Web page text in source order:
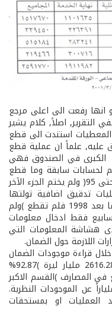
انها رفعت الى اعلى مرجع
اصلاً, كلام يشير
المعطيات استندت الى قطع
يوافق عليه, علماً ان عملية قطع
الكبرى في الصندوق فهي
وحاسم لحسابات سابقة وما قطع
بعد 1992 تمت الموافقة على جزء منه )حتى 95( ولم يختم الجزء الآخر
تدقيق اضافية تولتها
مؤسسة دولية عند 1996. اما حسابات ما بعد 1998 فلم تقطع )ولم
فقط ادخال معلومات
هشاشة المعلومات التي
اللازمة حول الضمان.
قراءة موجودات الضمان
الفعلية وقد بلغت في التاريخ نفسه 2616.28 مليار ليرة )92.87%
بالليرة و7.12% ودائع في المصارف )القسم الاكبر
غب الطلب( اي بزيادة نحو 24.5 ملياراً عن الموجودات النظرية.
العمليات او بمستحقات